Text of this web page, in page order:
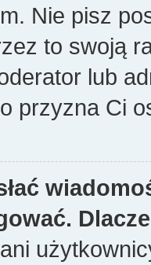
Nie pisz
to swoją
lub
przyzna Ci